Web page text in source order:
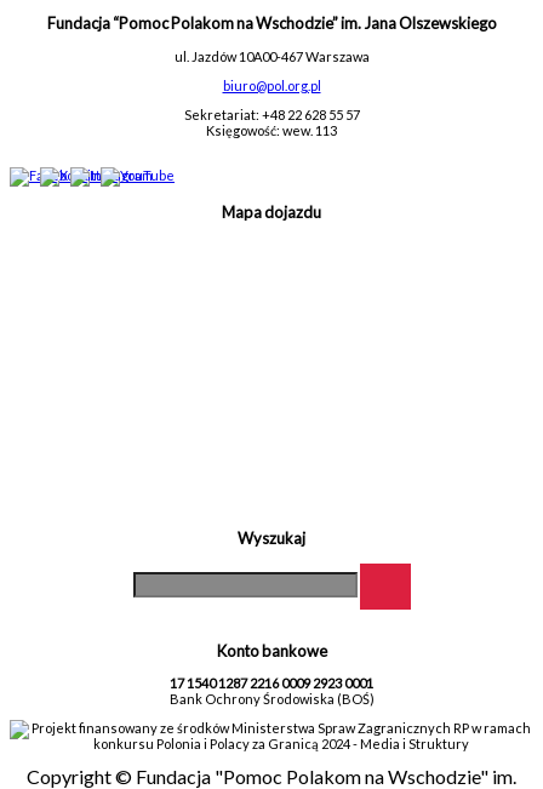
Fundacja “Pomoc Polakom na Wschodzie” im. Jana Olszewskiego
ul. Jazdów 10A00-467 Warszawa
biuro@pol.org.pl
Sekretariat: +48 22 628 55 57
Księgowość: wew. 113
Mapa dojazdu
Wyszukaj
Konto bankowe
17 1540 1287 2216 0009 2923 0001
Bank Ochrony Środowiska (BOŚ)
Projekt finansowany ze środków Ministerstwa Spraw Zagranicznych RP w ramach
konkursu Polonia i Polacy za Granicą 2024 - Media i Struktury
Copyright © Fundacja "Pomoc Polakom na Wschodzie" im.